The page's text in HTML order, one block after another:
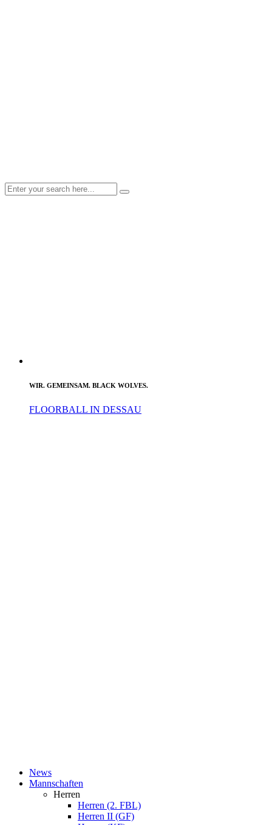
WIR. GEMEINSAM. BLACK WOLVES.
FLOORBALL IN DESSAU
News
Mannschaften
Herren
Herren (2. FBL)
Herren II (GF)